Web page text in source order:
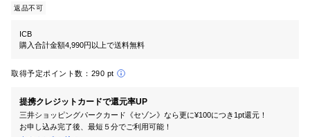
返品不可
ICB
購入合計金額4,990円以上で送料無料
取得予定ポイント数： 290 pt
提携クレジットカードで還元率UP
三井ショッピングパークカード《セゾン》なら更に¥100につき1pt還元！
お申し込み完了後、最短５分でご利用可能！